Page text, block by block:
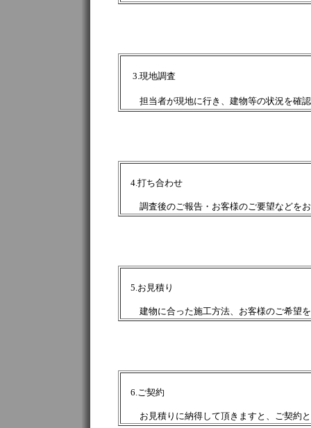
3.現地調査
担当者が現地に行き、建物等の状況を確
4.打ち合わせ
調査後のご報告・お客様のご要望などをお
5.お見積り
建物に合った施工方法、お客様のご希望を
6.ご契約
お見積りに納得して頂きますと、ご契約と